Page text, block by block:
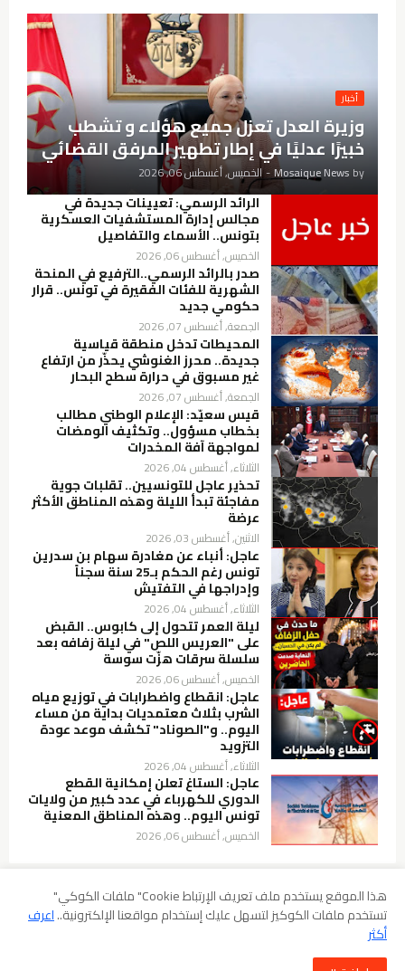
أخبار
وزيرة العدل تعزل جميع هؤلاء و تشطب
خبيرًا عدليًا في إطار تطهير المرفق القضائي
by
Mosaique News
- الخميس, أغسطس 06, 2026
الرائد الرسمي: تعيينات جديدة في
مجالس إدارة المستشفيات العسكرية
بتونس.. الأسماء والتفاصيل
الخميس, أغسطس 06, 2026
صدر بالرائد الرسمي..الترفيع في المنحة
الشهرية للفئات الفقيرة في تونس.. قرار
حكومي جديد
الجمعة, أغسطس 07, 2026
المحيطات تدخل منطقة قياسية
جديدة.. محرز الغنوشي يحذّر من ارتفاع
غير مسبوق في حرارة سطح البحار
الجمعة, أغسطس 07, 2026
قيس سعيّد: الإعلام الوطني مطالب
بخطاب مسؤول.. وتكثيف الومضات
لمواجهة آفة المخدرات
الثلاثاء, أغسطس 04, 2026
تحذير عاجل للتونسيين.. تقلبات جوية
مفاجئة تبدأ الليلة وهذه المناطق الأكثر
عرضة
الاثنين, أغسطس 03, 2026
عاجل: أنباء عن مغادرة سهام بن سدرين
تونس رغم الحكم بـ25 سنة سجناً
وإدراجها في التفتيش
الثلاثاء, أغسطس 04, 2026
ليلة العمر تتحول إلى كابوس.. القبض
على "العريس اللص" في ليلة زفافه بعد
سلسلة سرقات هزّت سوسة
الخميس, أغسطس 06, 2026
عاجل: انقطاع واضطرابات في توزيع مياه
الشرب بثلاث معتمديات بداية من مساء
اليوم.. و"الصوناد" تكشف موعد عودة
التزويد
الثلاثاء, أغسطس 04, 2026
عاجل: الستاغ تعلن إمكانية القطع
الدوري للكهرباء في عدد كبير من ولايات
تونس اليوم.. وهذه المناطق المعنية
الخميس, أغسطس 06, 2026
سياسة الخصوصية شروط الإستخدام
إخلاء المسؤولية
سياسة ملفات الارتباط (Cookies)
هذا الموقع يستخدم ملف تعريف الإرتباط Cookie" ملفات الكوكي"
تستخدم ملفات الكوكيز لتسهل عليك إستخدام مواقعنا الإلكترونية..اعرف
أكثر